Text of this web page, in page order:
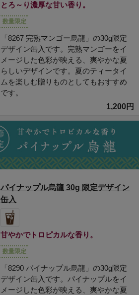
とろ～り濃厚な甘い香り。
数量限定
「8267 完熟マンゴー烏龍」の30g限定
デザイン缶入です。完熟マンゴーをイ
メージした色彩が映える、爽やかな夏
らしいデザインです。夏のティータイ
ムを楽しむ贈りものとしてもおすすめ
です。
1,200円
パイナップル烏龍 30g 限定デザイン
缶入
甘やかでトロピカルな香り。
数量限定
「8290 パイナップル烏龍」の30g限定
デザイン缶入です。パイナップルをイ
メージした色彩が映える、爽やかな夏